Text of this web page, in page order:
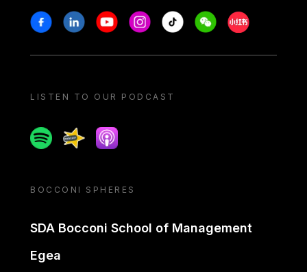
Stay in touch
FacebookLinkedinYoutubeInstagram
Tiktok WeechatXiaohongshu/
LISTEN TO OUR PODCAST
SpotifySpreakerApple podcast
BOCCONI SPHERES
SDA Bocconi School of Management
Egea